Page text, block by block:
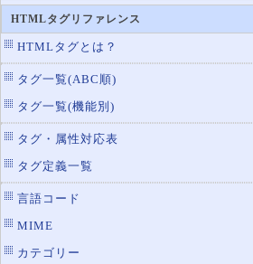
HTMLタグリファレンス
HTMLタグとは？
タグ一覧(ABC順)
タグ一覧(機能別)
タグ・属性対応表
タグ定義一覧
言語コード
MIME
カテゴリー